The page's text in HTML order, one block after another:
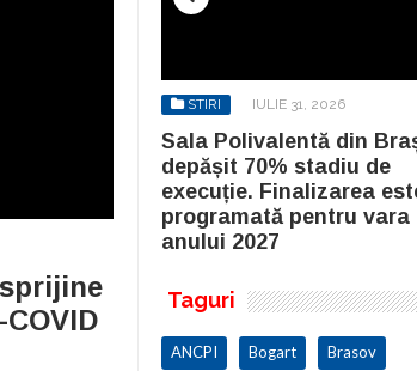
vara
STIRI IULIE 31, 2026
Sala Polivalentă din
depășit 70% stadiu de
execuție. Finalizarea
programată pentru vara
anului 2027
Taguri
ANCPI Bogart Brasov